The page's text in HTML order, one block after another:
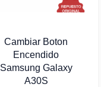
Cambiar Boton
Encendido
Samsung Galaxy
A30S